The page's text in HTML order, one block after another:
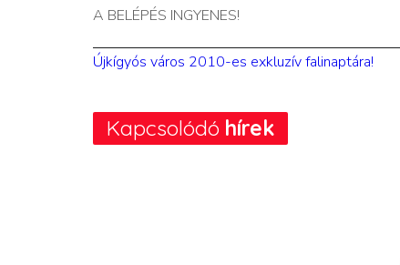
A BELÉPÉS INGYENES!
Újkígyós város 2010-es exkluzív falinaptára!
Kapcsolódó hírek